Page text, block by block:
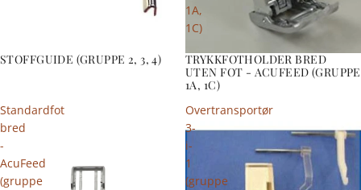
STOFFGUIDE (GRUPPE 2, 3, 4)
1A,
1C)
TRYKKFOTHOLDER BRED
UTEN FOT - ACUFEED (GRUPPE
1A, 1C)
Standardfot
bred
-
AcuFeed
(gruppe
Overtransportør
3-
i-
1
(gruppe